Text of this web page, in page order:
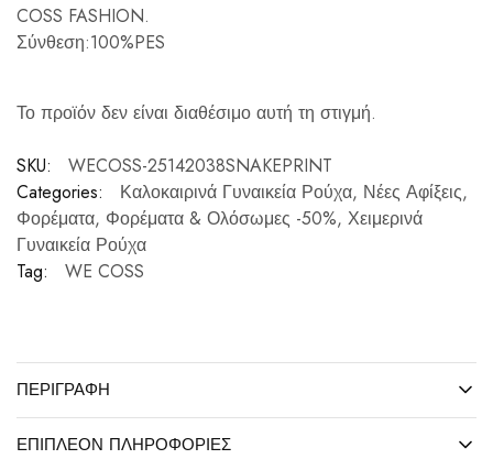
COSS FASHION.
Σύνθεση:100%PES
Το προϊόν δεν είναι διαθέσιμο αυτή τη στιγμή.
SKU:
WECOSS-25142038SNAKEPRINT
Categories:
Καλοκαιρινά Γυναικεία Ρούχα, Νέες Αφίξεις,
Φορέματα, Φορέματα & Ολόσωμες -50%, Χειμερινά
Γυναικεία Ρούχα
Tag:
WE COSS
ΠΕΡΙΓΡΑΦΉ
ΕΠΙΠΛΈΟΝ ΠΛΗΡΟΦΟΡΊΕΣ